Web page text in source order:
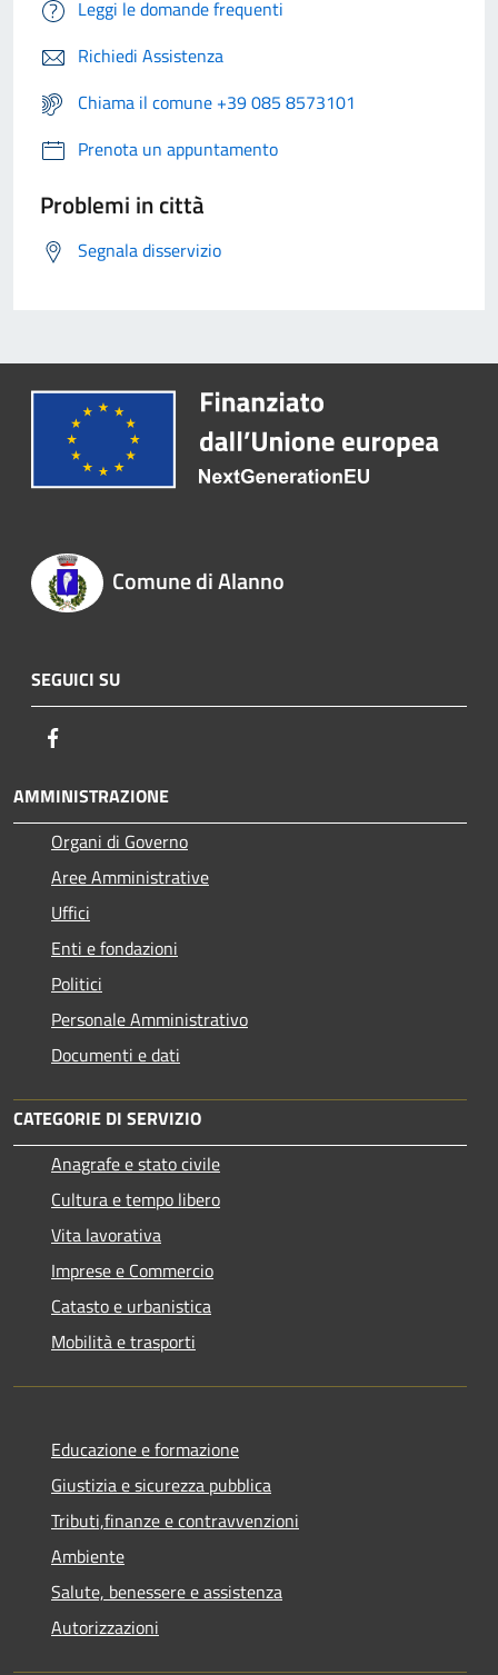
Leggi le domande frequenti
Richiedi Assistenza
Chiama il comune +39 085 8573101
Prenota un appuntamento
Problemi in città
Segnala disservizio
Comune di Alanno
SEGUICI SU
AMMINISTRAZIONE
Organi di Governo
Aree Amministrative
Uffici
Enti e fondazioni
Politici
Personale Amministrativo
Documenti e dati
CATEGORIE DI SERVIZIO
Anagrafe e stato civile
Cultura e tempo libero
Vita lavorativa
Imprese e Commercio
Catasto e urbanistica
Mobilità e trasporti
Educazione e formazione
Giustizia e sicurezza pubblica
Tributi,finanze e contravvenzioni
Ambiente
Salute, benessere e assistenza
Autorizzazioni